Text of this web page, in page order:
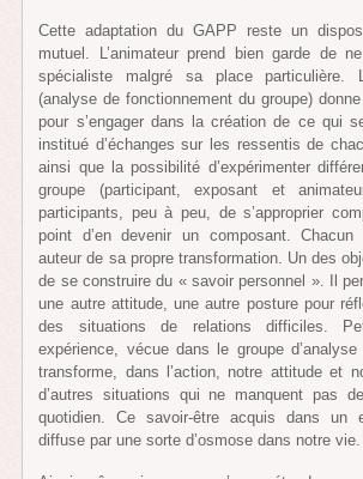
Cette adaptation du GAPP reste un
mutuel. L’animateur prend bien garde de
spécialiste malgré sa place particulière.
(analyse de fonctionnement du groupe)
pour s’engager dans la création de ce qui
institué d’échanges sur les ressentis de
ainsi que la possibilité d’expérimenter
groupe (participant, exposant et
participants, peu à peu, de s’approprier
point d’en devenir un composant.
auteur de sa propre transformation. Un des
de se construire du « savoir personnel ». Il
une autre attitude, une autre posture pour
des situations de relations difficiles.
expérience, vécue dans le groupe
transforme, dans l’action, notre attitude et
d’autres situations qui ne manquent pas
quotidien. Ce savoir-être acquis dans un
diffuse par une sorte d’osmose dans notre vie.